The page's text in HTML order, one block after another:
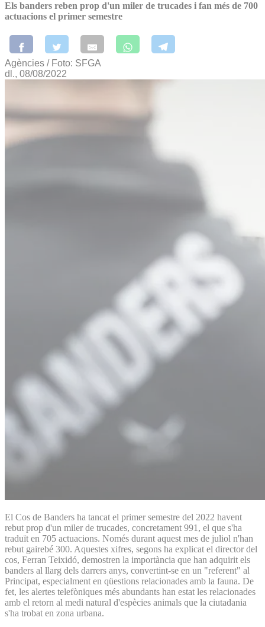
Els banders reben prop d'un miler de trucades i fan més de 700
actuacions el primer semestre
Agències / Foto: SFGA
dl., 08/08/2022
El Cos de Banders ha tancat el primer semestre del 2022 havent
rebut prop d'un miler de trucades, concretament 991, el que s'ha
traduït en 705 actuacions. Només durant aquest mes de juliol n'han
rebut gairebé 300. Aquestes xifres, segons ha explicat el director del
cos, Ferran Teixidó, demostren la importància que han adquirit els
banders al llarg dels darrers anys, convertint-se en un "referent" al
Principat, especialment en qüestions relacionades amb la fauna. De
fet, les alertes telefòniques més abundants han estat les relacionades
amb el retorn al medi natural d'espècies animals que la ciutadania
s'ha trobat en zona urbana.